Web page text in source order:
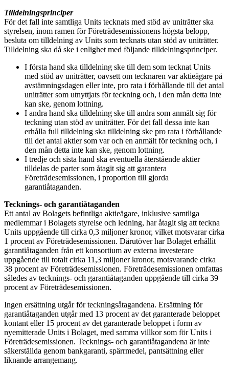
Tilldelningsprinciper
För det fall inte samtliga Units tecknats med stöd av uniträtter ska
styrelsen, inom ramen för Företrädesemissionens högsta belopp,
besluta om tilldelning av Units som tecknats utan stöd av uniträtter.
Tilldelning ska då ske i enlighet med följande tilldelningsprinciper.
I första hand ska tilldelning ske till dem som tecknat Units
med stöd av uniträtter, oavsett om tecknaren var aktieägare på
avstämningsdagen eller inte, pro rata i förhållande till det antal
uniträtter som utnyttjats för teckning och, i den mån detta inte
kan ske, genom lottning.
I andra hand ska tilldelning ske till andra som anmält sig för
teckning utan stöd av uniträtter. För det fall dessa inte kan
erhålla full tilldelning ska tilldelning ske pro rata i förhållande
till det antal aktier som var och en anmält för teckning och, i
den mån detta inte kan ske, genom lottning.
I tredje och sista hand ska eventuella återstående aktier
tilldelas de parter som åtagit sig att garantera
Företrädesemissionen, i proportion till gjorda
garantiåtaganden.
Tecknings- och garantiåtaganden
Ett antal av Bolagets befintliga aktieägare, inklusive samtliga
medlemmar i Bolagets styrelse och ledning, har åtagit sig att teckna
Units uppgående till cirka 0,3 miljoner kronor, vilket motsvarar cirka
1 procent av Företrädesemissionen. Därutöver har Bolaget erhållit
garantiåtaganden från ett konsortium av externa investerare
uppgående till totalt cirka 11,3 miljoner kronor, motsvarande cirka
38 procent av Företrädesemissionen. Företrädesemissionen omfattas
således av tecknings- och garantiåtaganden uppgående till cirka 39
procent av Företrädesemissionen.
Ingen ersättning utgår för teckningsåtagandena. Ersättning för
garantiåtaganden utgår med 13 procent av det garanterade beloppet
kontant eller 15 procent av det garanterade beloppet i form av
nyemitterade Units i Bolaget, med samma villkor som för Units i
Företrädesemissionen. Tecknings- och garantiåtagandena är inte
säkerställda genom bankgaranti, spärrmedel, pantsättning eller
liknande arrangemang.